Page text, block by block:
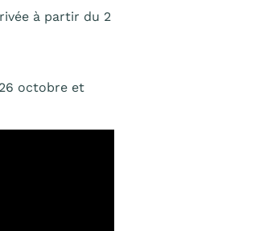
à partir du 2
octobre et